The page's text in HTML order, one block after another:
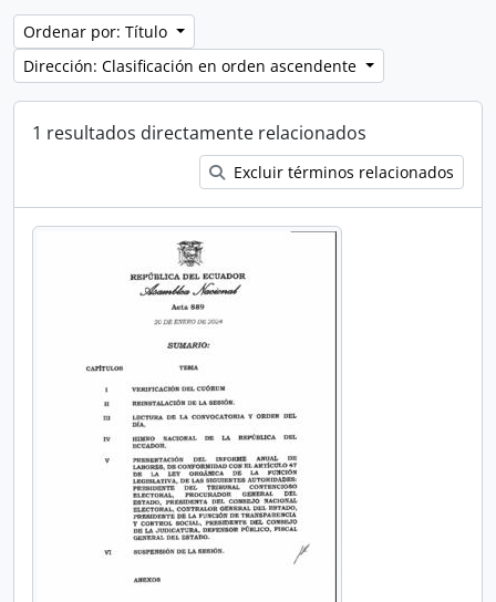
Ordenar por: Título
Dirección: Clasificación en orden ascendente
1 resultados directamente relacionados
Excluir términos relacionados